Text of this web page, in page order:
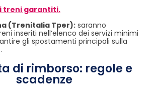
treni garantiti.
(Trenitalia Tper): saranno
inseriti nell’elenco dei servizi minimi
gli spostamenti principali sulla
di rimborso: regole e
scadenze